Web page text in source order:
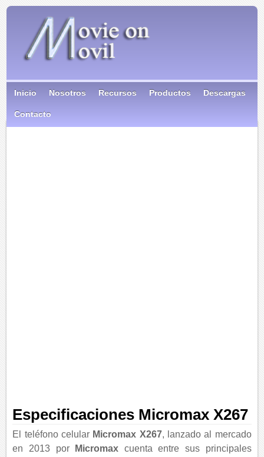
Inicio Nosotros Recursos Productos Descargas
Contacto
Especificaciones Micromax X267
El teléfono celular Micromax X267, lanzado al mercado
en 2013 por
Micromax cuenta entre sus principales